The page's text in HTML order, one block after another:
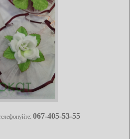
067-405-53-55